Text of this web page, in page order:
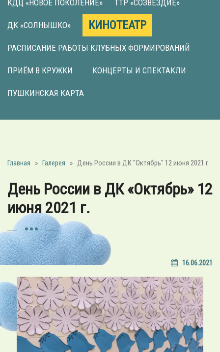
КДЦ «НОВОЕ ПОКОЛЕНИЕ» ТТР «СОЗВЕЗДИЕ»
ДК «СОЛНЫШКО» КИНОТЕАТР
РАСПИСАНИЕ РАБОТЫ КЛУБНЫХ ФОРМИРОВАНИЙ
ПРИЁМ В КРУЖКИ КОНЦЕРТЫ И СПЕКТАКЛИ
ПУШКИНСКАЯ КАРТА
Главная » Галерея » День России в ДК "Октябрь" 12 июня 2021 г.
День России в ДК «Октябрь» 12
июня 2021 г.
16.06.2021